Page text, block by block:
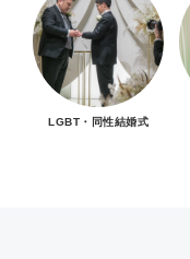
LGBT・同性結婚式